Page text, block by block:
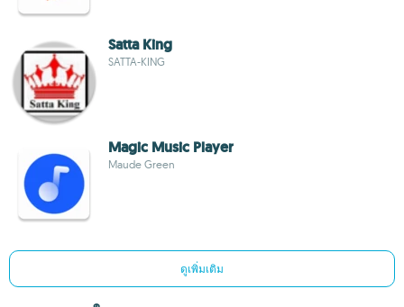
Satta King
SATTA-KING
Magic Music Player
Maude Green
ดูเพิ่มเติม